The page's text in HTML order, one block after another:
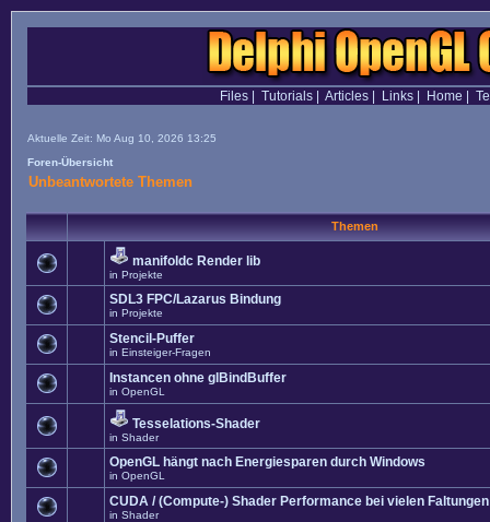
Files| Tutorials| Articles| Links| Home
Aktuelle Zeit: Mo Aug 10, 2026 13:25
Foren-Übersicht
Unbeantwortete Themen
Themen
manifoldc Render lib
in Projekte
SDL3 FPC/Lazarus Bindung
in Projekte
Stencil-Puffer
in Einsteiger-Fragen
Instancen ohne glBindBuffer
in OpenGL
Tesselations-Shader
in Shader
OpenGL hängt nach Energiesparen durch Windows
in OpenGL
CUDA / (Compute-) Shader Performance bei vielen Faltungen
in Shader